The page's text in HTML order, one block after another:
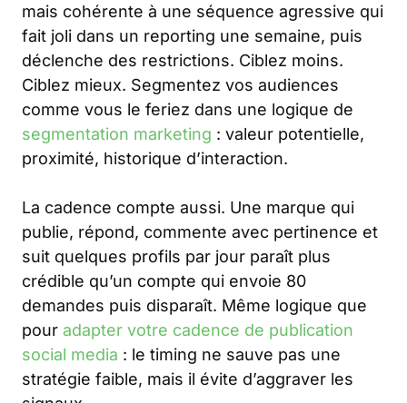
mais cohérente à une séquence agressive qui
fait joli dans un reporting une semaine, puis
déclenche des restrictions. Ciblez moins.
Ciblez mieux. Segmentez vos audiences
comme vous le feriez dans une logique de
segmentation marketing : valeur potentielle,
proximité, historique d’interaction.
La cadence compte aussi. Une marque qui
publie, répond, commente avec pertinence et
suit quelques profils par jour paraît plus
crédible qu’un compte qui envoie 80
demandes puis disparaît. Même logique que
pour adapter votre cadence de publication
social media : le timing ne sauve pas une
stratégie faible, mais il évite d’aggraver les